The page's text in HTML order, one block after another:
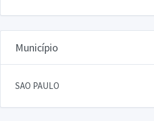
Município
SAO PAULO